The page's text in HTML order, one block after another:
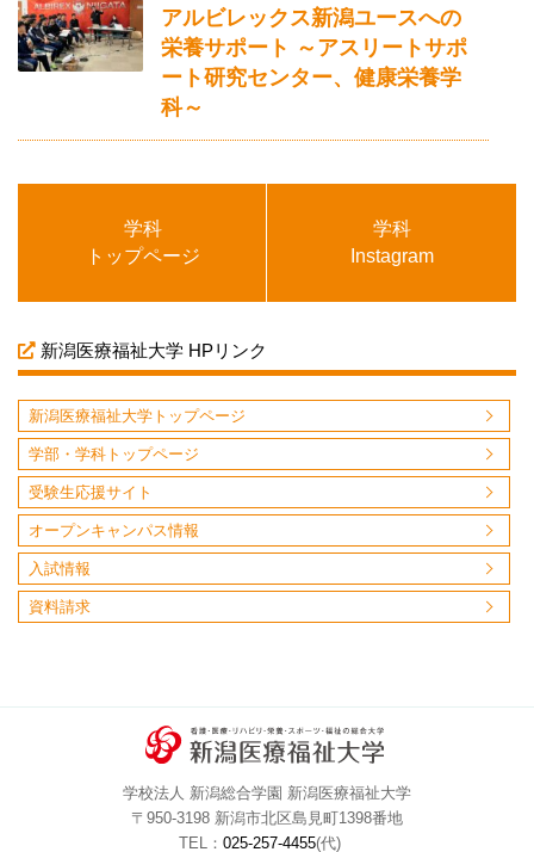
アルビレックス新潟ユースへの
栄養サポート ～アスリートサポ
ート研究センター、健康栄養学
科～
学科
トップページ
学科
Instagram
新潟医療福祉大学 HPリンク
新潟医療福祉大学トップページ
学部・学科トップページ
受験生応援サイト
オープンキャンパス情報
入試情報
資料請求
学校法人 新潟総合学園 新潟医療福祉大学
〒950-3198 新潟市北区島見町1398番地
TEL： 025-257-4455(代)